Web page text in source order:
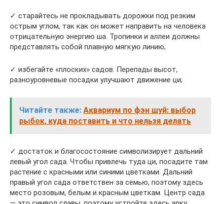
✓ старайтесь не прокладывать дорожки под резким
острым углом, так как он может направить на человека
отрицательную энергию ша. Тропинки и аллеи должны
представлять собой плавную мягкую линию;
✓ избегайте «плоских» садов. Перепады высот,
разноуровневые посадки улучшают движение ци;
Читайте также: Аквариум по фэн шуй: выбор
рыбок, куда поставить и что нельзя делать
✓ достаток и благосостояние символизирует дальний
левый угол сада. Чтобы привлечь туда ци, посадите там
растение с красными или синими цветками. Дальний
правый угол сада ответствен за семью, поэтому здесь
место розовым, белым и красным цветкам. Центр сада